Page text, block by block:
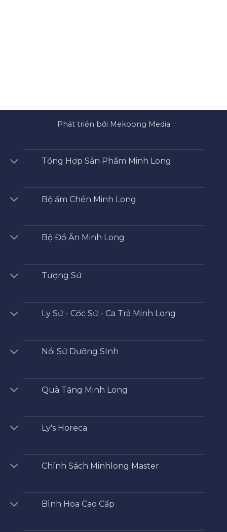
Phát triển bởi Mekoong Media
Tổng Hợp Sản Phẩm Minh Long
Bộ ấm Chén Minh Long
Bộ Đồ Ăn Minh Long
Tượng Sứ
Ly Sứ - Cốc Sứ - Ca Trà Minh Long
Nồi Sứ Dưỡng SInh
Quà Tặng Minh Long
Ly's Horeca
Chính Sách Minhlong Master
Bình Hoa Cao Cấp